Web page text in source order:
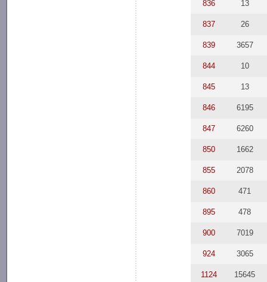
836 13
837 26
839 3657
844 10
845 13
846 6195
847 6260
850 1662
855 2078
860 471
895 478
900 7019
924 3065
1124 15645